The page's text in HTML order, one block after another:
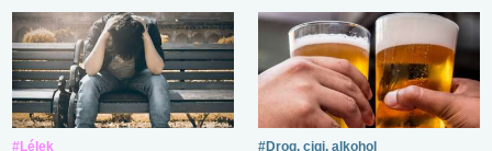
#Lélek #Drog, cigi, alkohol